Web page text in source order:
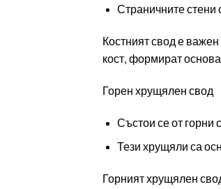
Страничните стени
Костният свод е
кост, формират
Горен хрущялен свод
Състои се от горни
Тези хрущяли са
Горният хрущялен